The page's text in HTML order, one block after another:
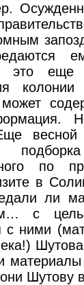
это еще
по
в
ли
с
с ними
Шутову